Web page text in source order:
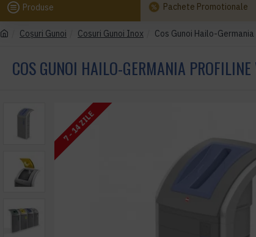
Produse Pachete Promotionale
Coşuri Gunoi Cosuri Gunoi Inox Cos Gunoi Hailo-
COS GUNOI HAILO-GERMANIA
7 - 14 ZILE